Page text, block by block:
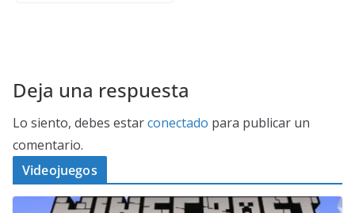
Deja una respuesta
Lo siento, debes estarconectado para publicar un
comentario.
Videojuegos